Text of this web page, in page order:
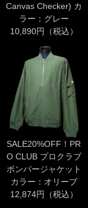
Canvas Checker) カ
ラー：グレー
10,890円（税込）
SALE20%OFF！PR
O CLUB プロクラブ
ボンバージャケット
カラー：オリーブ
12,874円（税込）